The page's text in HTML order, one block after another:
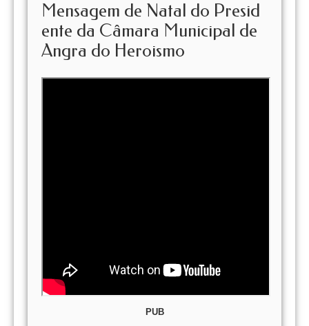
Mensagem de Natal do Presid
ente da Câmara Municipal de
Angra do Heroismo
PUB